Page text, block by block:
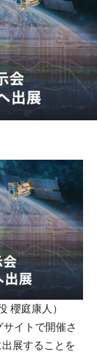
櫻庭康人）
イトで開催さ
展することを